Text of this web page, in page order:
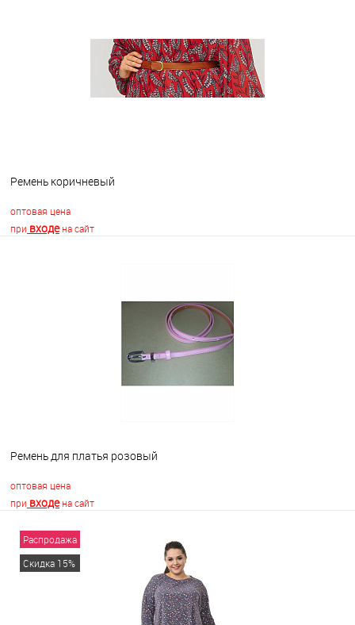
В наличии
Ремень коричневый
оптовая цена
при входена сайт
Недоступно
Ремень для платья розовый
оптовая цена
при входена сайт
В корзину
Распродажа
Скидка 15%